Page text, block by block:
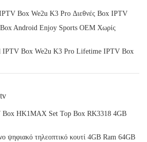
Box We2u K3 Pro Διεθνές Box IPTV
Android Enjoy Sports OEM Χωρίς
IPTV Box We2u K3 Pro Lifetime IPTV Box
HK1MAX Set Top Box RK3318 4GB
ψηφιακό τηλεοπτικό κουτί 4GB Ram 64GB